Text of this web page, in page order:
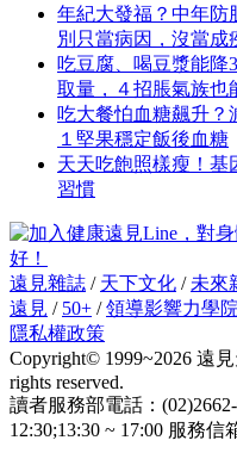
年紀大發福？中年防
別只當病因，沒當成
吃豆腐、喝豆漿能降
取量，４招脹氣族也
吃大餐怕血糖飆升？
１堅果穩定飯後血糖
天天吃飽照樣瘦！基
習慣
好！
遠見雜誌 / 天下文化 / 未來
遠見 / 50+ /領導影響力學院
隱私權政策
Copyright© 1999~2026 遠
rights reserved.
讀者服務部電話：
12:30;13:30 ~ 17:00 服務信